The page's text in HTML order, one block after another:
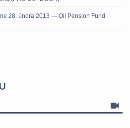
28. února 2013 — Oil Pension Fund